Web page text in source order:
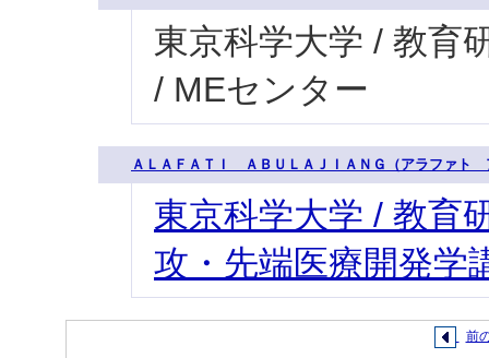
東京科学大学 / 教育
/ MEセンター
ＡＬＡＦＡＴＩ ＡＢＵＬＡＪＩＡＮＧ（アラファト
東京科学大学 / 教育
攻・先端医療開発学
前